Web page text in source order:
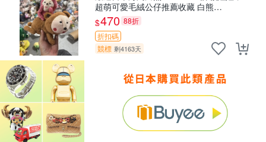
超萌可愛毛絨公仔推薦收藏 白熊
Omokuma 毛絨玩具 偽裝娃娃 玩具擺飾
$470 88折
折扣碼
競標 剩4163天